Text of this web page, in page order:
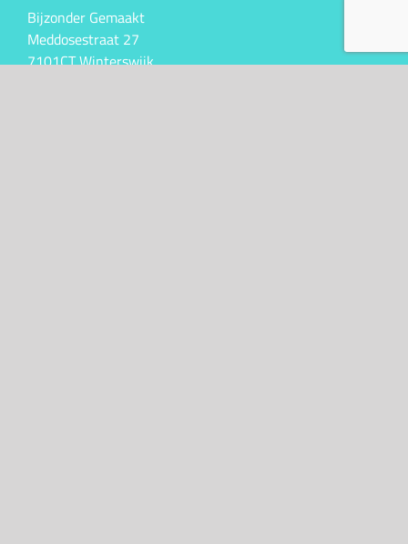
Bijzonder Gemaakt
Meddosestraat 27
7101CT Winterswijk